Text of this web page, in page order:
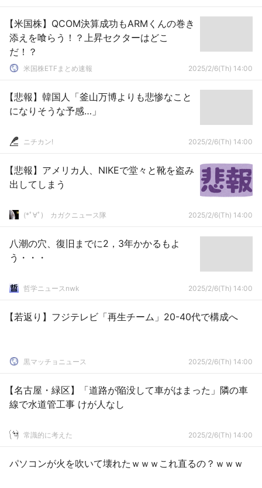
【米国株】QCOM決算成功もARMくんの巻き
添えを喰らう！？上昇セクターはどこ
だ！？
米国株ETFまとめ速報 2025/2/6(Th) 14:00
【悲報】韓国人「釜山万博よりも悲惨なこと
になりそうな予感…」
ニチカン! 2025/2/6(Th) 14:00
【悲報】アメリカ人、NIKEで堂々と靴を盗み
出してしまう
(*ﾟ∀ﾟ)ゞカガクニュース隊 2025/2/6(Th) 14:00
八潮の穴、復旧までに2，3年かかるもよ
う・・・
哲学ニュースnwk 2025/2/6(Th) 14:00
【若返り】フジテレビ「再生チーム」20-40代で構成へ
黒マッチョニュース 2025/2/6(Th) 14:00
【名古屋・緑区】「道路が陥没して車がはまった」隣の車
線で水道管工事 けが人なし
常識的に考えた 2025/2/6(Th) 14:00
パソコンが火を吹いて壊れたｗｗｗこれ直るの？ｗｗｗ